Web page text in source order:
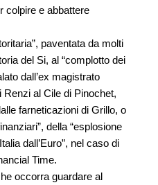
colpire e abbattere
paventata da molti
del Si, al “complotto dei
dall’ex magistrato
Renzi al Cile di Pinochet,
farneticazioni di Grillo, o
della “esplosione
dall’Euro”, nel caso di
Time.
occorra guardare al